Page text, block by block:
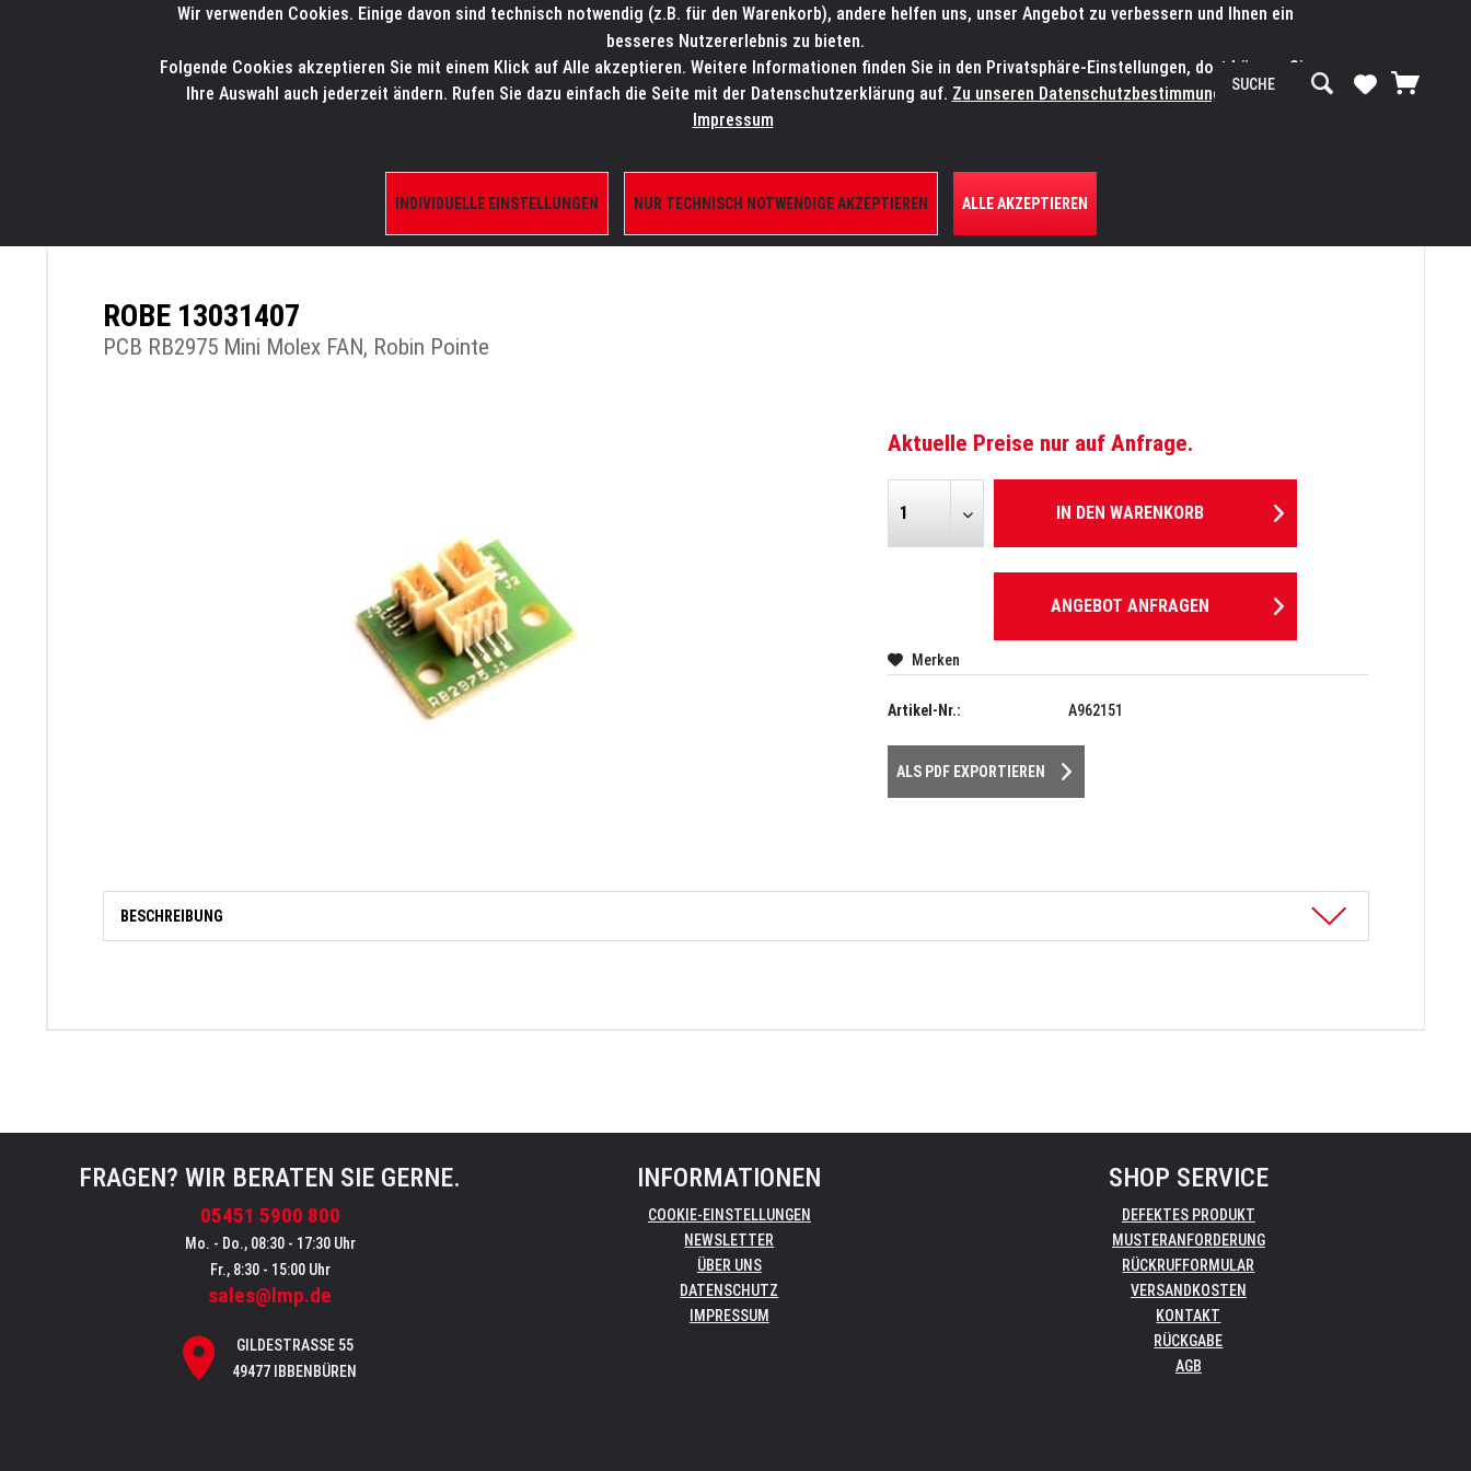
SALES-HOTLINE: +49 5451 5900-800 24/7: sales@lmp.de SERVICE-WERKSTATT Service/Hilfe
HOME PRODUKTE/SHOP MARKEN AKTUELLES SERVICE ÜBER UNS
ERSATZTEILE
ROBE 13031407
PCB RB2975 Mini Molex FAN, Robin Pointe
Aktuelle Preise nur auf Anfrage.
IN DEN WARENKORB
ANGEBOT ANFRAGEN
Merken
Artikel-Nr.: A962151
ALS PDF EXPORTIEREN
BESCHREIBUNG
FRAGEN? WIR BERATEN SIE GERNE.
05451 5900 800
Mo. - Do., 08:30 - 17:30 Uhr
Fr., 8:30 - 15:00 Uhr
sales@lmp.de
GILDESTRASSE 55
49477 IBBENBÜREN
INFORMATIONEN
COOKIE-EINSTELLUNGEN
NEWSLETTER
ÜBER UNS
DATENSCHUTZ
IMPRESSUM
SHOP SERVICE
DEFEKTES PRODUKT
MUSTERANFORDERUNG
RÜCKRUFFORMULAR
VERSANDKOSTEN
KONTAKT
RÜCKGABE
AGB
Wir verwenden Cookies. Einige davon sind technisch notwendig (z.B. für den Warenkorb), andere helfen uns, unser Angebot zu verbessern und Ihnen ein
besseres Nutzererlebnis zu bieten.
Folgende Cookies akzeptieren Sie mit einem Klick auf Alle akzeptieren. Weitere Informationen finden Sie in den Privatsphäre-Einstellungen, dort können Sie
Ihre Auswahl auch jederzeit ändern. Rufen Sie dazu einfach die Seite mit der Datenschutzerklärung auf. Zu unseren Datenschutzbestimmungen. Zum
Impressum
INDIVIDUELLE EINSTELLUNGEN NUR TECHNISCH NOTWENDIGE AKZEPTIEREN ALLE AKZEPTIEREN